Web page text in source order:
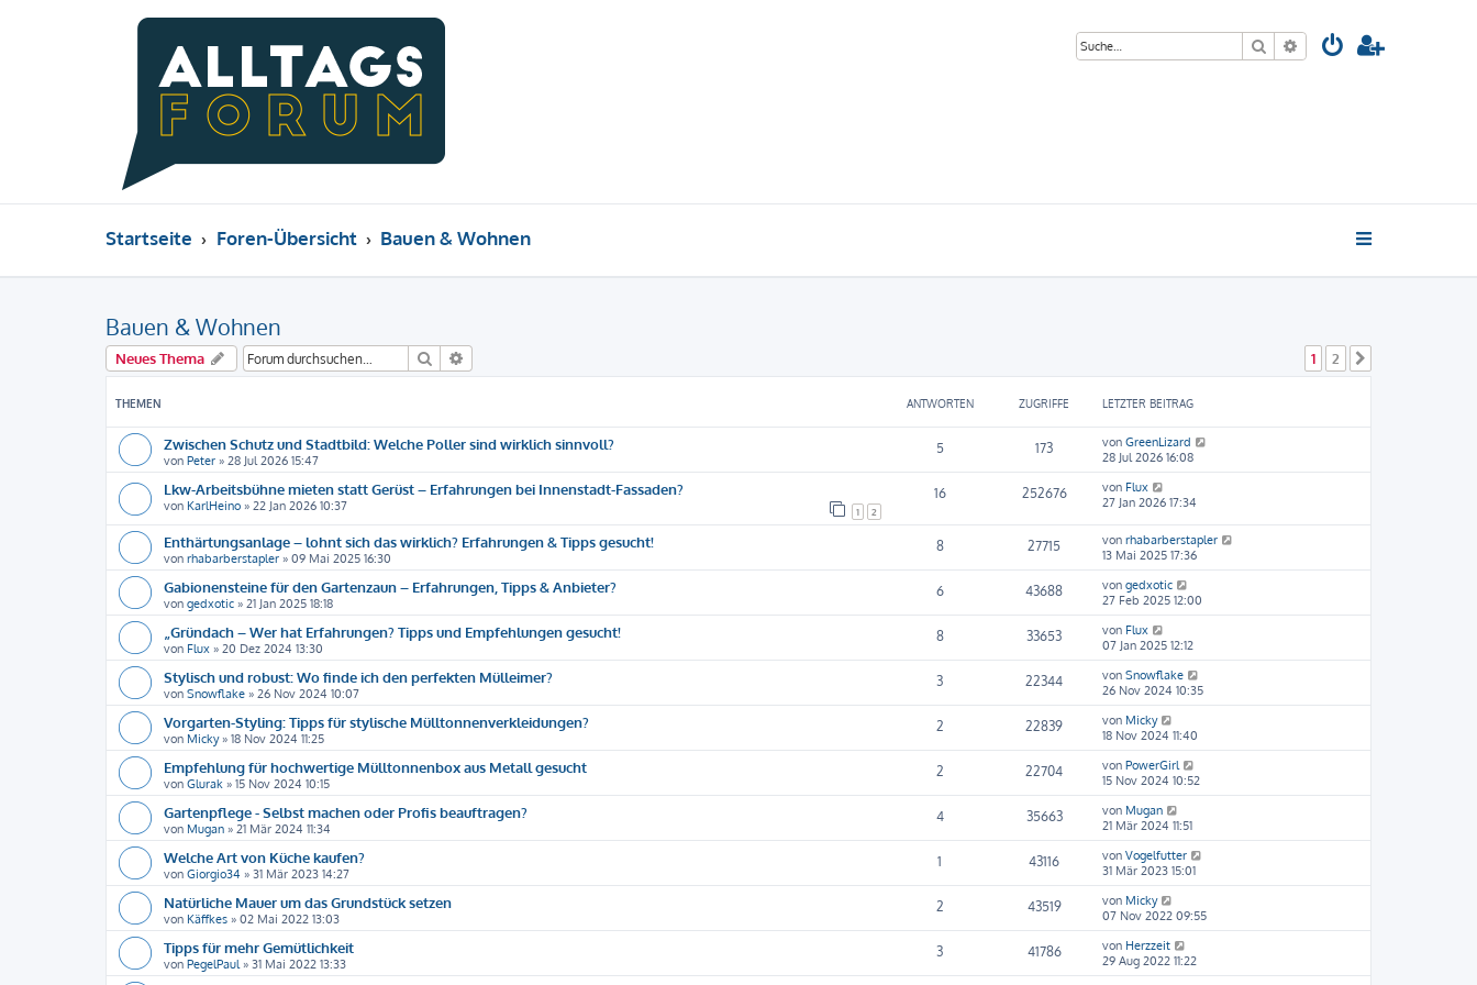
Suche Erweiterte Suche
Startseite Foren-Übersicht Bauen & Wohnen
Bauen & Wohnen
Neues Thema Suche 1 2
THEMEN ANTWORTEN ZUGRIFFE LETZTER BEITRAG
Zwischen Schutz und Stadtbild: Welche Poller sind wirklich sinnvoll?
von Peter » 28 Jul 2026 15:47
5 173 von GreenLizard
28 Jul 2026 16:08
Lkw-Arbeitsbühne mieten statt Gerüst – Erfahrungen bei Innenstadt-Fassaden?
von KarlHeino » 22 Jan 2026 10:37 1 2
16 252676 von Flux
27 Jan 2026 17:34
Enthärtungsanlage – lohnt sich das wirklich? Erfahrungen & Tipps gesucht!
von rhabarberstapler » 09 Mai 2025 16:30
8 27715 von rhabarberstapler
13 Mai 2025 17:36
Gabionensteine für den Gartenzaun – Erfahrungen, Tipps & Anbieter?
von gedxotic » 21 Jan 2025 18:18
6 43688 von gedxotic
27 Feb 2025 12:00
„Gründach – Wer hat Erfahrungen? Tipps und Empfehlungen gesucht!
von Flux » 20 Dez 2024 13:30
8 33653 von Flux
07 Jan 2025 12:12
Stylisch und robust: Wo finde ich den perfekten Mülleimer?
von Snowflake » 26 Nov 2024 10:07
3 22344 von Snowflake
26 Nov 2024 10:35
Vorgarten-Styling: Tipps für stylische Mülltonnenverkleidungen?
von Micky» 18 Nov 2024 11:25
2 22839 von Micky
18 Nov 2024 11:40
Empfehlung für hochwertige Mülltonnenbox aus Metall gesucht
von Glurak » 15 Nov 2024 10:15
2 22704 von PowerGirl
15 Nov 2024 10:52
Gartenpflege - Selbst machen oder Profis beauftragen?
von Mugan » 21 Mär 2024 11:34
4 35663 von Mugan
21 Mär 2024 11:51
Welche Art von Küche kaufen?
von Giorgio34 » 31 Mär 2023 14:27
1 43116 von Vogelfutter
31 Mär 2023 15:01
Natürliche Mauer um das Grundstück setzen
von Käffkes » 02 Mai 2022 13:03
2 43519 von Micky
07 Nov 2022 09:55
Tipps für mehr Gemütlichkeit
von PegelPaul» 31 Mai 2022 13:33
3 41786 von Herzzeit
29 Aug 2022 11:22